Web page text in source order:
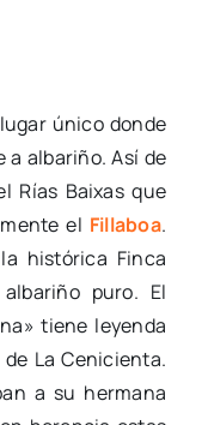
único donde
a albariño. Así de
Rías Baixas que
el Fillaboa.
histórica Finca
puro. El
tiene leyenda
La Cenicienta.
a su hermana